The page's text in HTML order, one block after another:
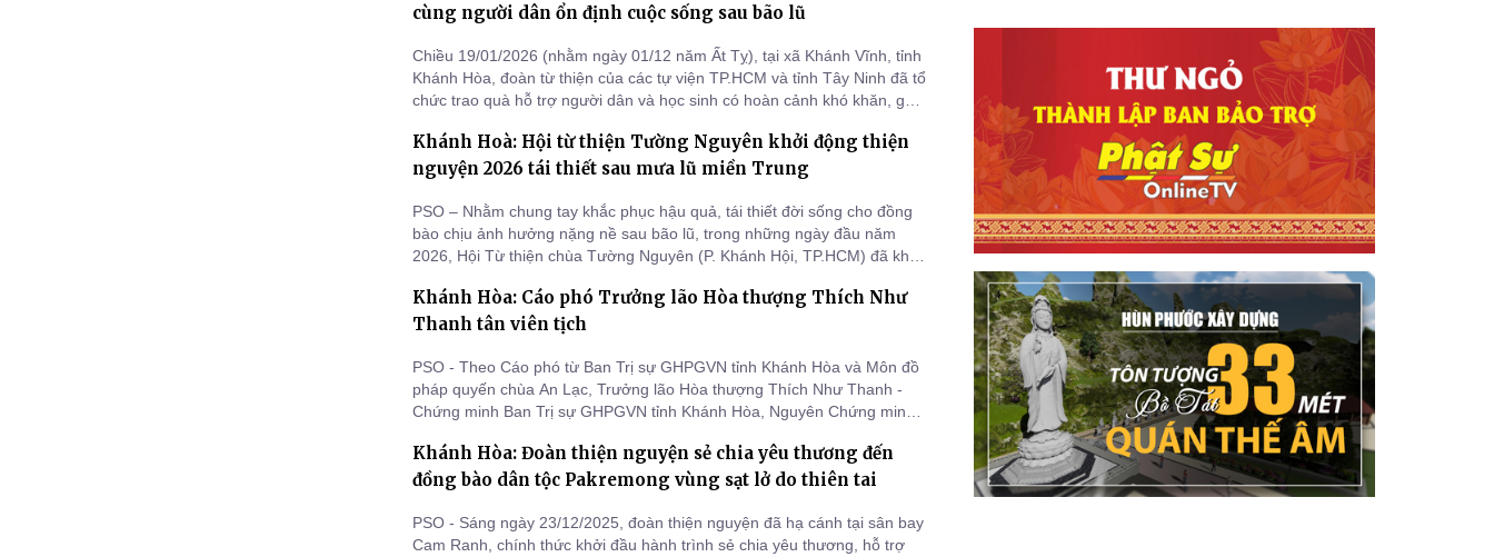
cùng người dân ổn định cuộc sống sau bão lũ
Chiều 19/01/2026 (nhằm ngày 01/12 năm Ất Tỵ), tại xã Khánh Vĩnh, tỉnh
Khánh Hòa, đoàn từ thiện của các tự viện TP.HCM và tỉnh Tây Ninh đã tổ
chức trao quà hỗ trợ người dân và học sinh có hoàn cảnh khó khăn, góp
sống cho bà con trong dịp Tết Nguyên đán sắp tới.
Khánh Hoà: Hội từ thiện Tường Nguyên khởi động thiện
nguyện 2026 tái thiết sau mưa lũ miền Trung
PSO – Nhằm chung tay khắc phục hậu quả, tái thiết đời sống cho đồng
bào chịu ảnh hưởng nặng nề sau bão lũ, trong những ngày đầu năm
2026, Hội Từ thiện chùa Tường Nguyên (P. Khánh Hội, TP.HCM) đã khởi
miền Trung.
Khánh Hòa: Cáo phó Trưởng lão Hòa thượng Thích Như
Thanh tân viên tịch
PSO - Theo Cáo phó từ Ban Trị sự GHPGVN tỉnh Khánh Hòa và Môn đồ
pháp quyến chùa An Lạc, Trưởng lão Hòa thượng Thích Như Thanh -
Chứng minh Ban Trị sự GHPGVN tỉnh Khánh Hòa, Nguyên Chứng minh
giáo huyện Ninh Phước, tỉnh Ninh Thuận (cũ), Trụ trì chùa An Lạc, thôn
Phước Khánh, xã Ninh
Khánh Hòa: Đoàn thiện nguyện sẻ chia yêu thương đến
đồng bào dân tộc Pakremong vùng sạt lở do thiên tai
PSO - Sáng ngày 23/12/2025, đoàn thiện nguyện đã hạ cánh tại sân bay
Cam Ranh, chính thức khởi đầu hành trình sẻ chia yêu thương, hỗ trợ